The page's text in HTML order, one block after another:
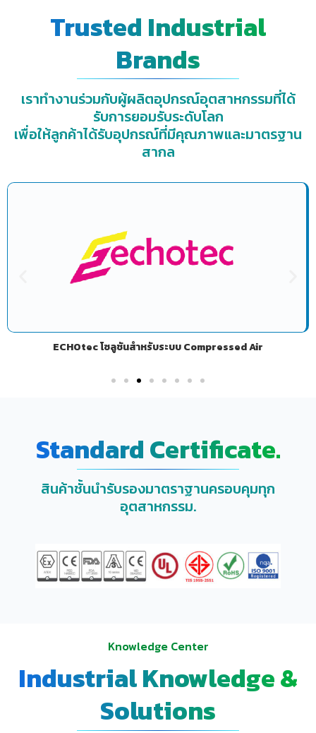
Trusted Industrial
Brands
เราทำงานร่วมกับผู้ผลิตอุปกรณ์อุตสาหกรรมที่ได้
รับการยอมรับระดับโลก
เพื่อให้ลูกค้าได้รับอุปกรณ์ที่มีคุณภาพและมาตรฐาน
สากล
Trimteck วาล์วควบคุมแรงดันในกระบวนการผลิต
Standard Certificate.
สินค้าชั้นนำรับรองมาตราฐานครอบคุมทุก
อุตสาหกรรม.
Knowledge Center
Industrial Knowledge &
Solutions